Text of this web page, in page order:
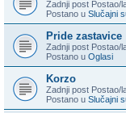
Zadnji post Postao/
Postano u Slučajni
Pride zastavice
Zadnji post Postao/
Postano u Oglasi
Korzo
Zadnji post Postao/
Postano u Slučajni